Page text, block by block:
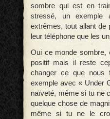
sombre qui est en
stressé, un exemple
extrêmes, tout allant de
leur téléphone que les
Oui ce monde sombre,
positif mais il reste
changer ce que nous
exemple avec « Under
naïveté, même si tu ne
quelque chose de
même si tu ne le